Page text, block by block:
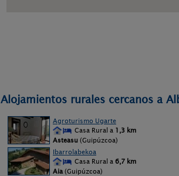
Alojamientos rurales cercanos a
Agroturismo Ugarte
Casa Rural a 1,3 km
Asteasu (Guipúzcoa)
Ibarrolabekoa
Casa Rural a 6,7 km
Aia (Guipúzcoa)